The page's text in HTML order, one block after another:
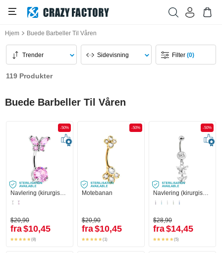
Hjem Buede Barbeller Til Våren
Trender Sidevisning Filter(0)
119 Produkter
Buede Barbeller Til Våren
-50%
Navlering (kirurgisk stål, sølv, skinnende finish) med sommerfugldesign og krystallsteiner
$20,90
fra$10,45
(8)
-50%
Motebanan
$20,90
fra$10,45
(1)
-50%
Navlering (kirurgisk stål, sølv, skinnende finish) med sommerfuglcharm og krystallsteiner
$28,90
fra$14,45
(5)